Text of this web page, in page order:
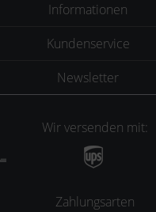
Informationen
Kundenservice
Newsletter
Wir versenden mit:
Zahlungsarten